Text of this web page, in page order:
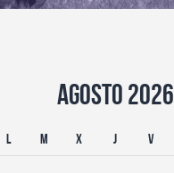
Retransmisiónagosto 2026
L M X J V